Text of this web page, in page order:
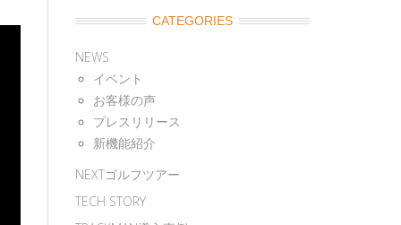
CATEGORIES
NEWS
イベント
お客様の声
プレスリリース
新機能紹介
NEXTゴルフツアー
TECH STORY